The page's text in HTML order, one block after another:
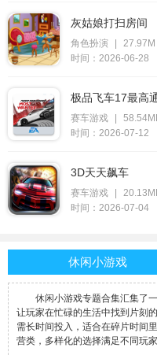
灰姑娘打扫房间
角色扮演
27.97M
时间：2026-06-28
极品飞车17最高
赛车游戏
时间：2026-07-12
3D天天飙车
赛车游戏
时间：2026-07-04
休闲小游戏
休闲小游戏专题合集汇集了
让玩家在忙碌的生活中找到片刻
需长时间投入，适合在碎片时间
营类，多样化的选择满足不同玩